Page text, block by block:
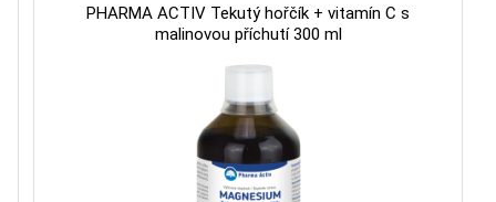
PHARMA ACTIV Tekutý hořčík + vitamín C s
malinovou příchutí 300 ml